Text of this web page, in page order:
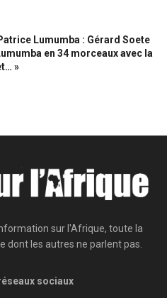
Lumumba : Gérard Soete
en 34 morceaux avec la
»
sur l'Afrique, toute la
dont les autres ne parlent pas.
sociaux